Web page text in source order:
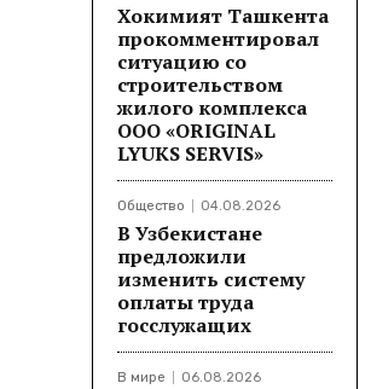
Хокимият Ташкента
прокомментировал
ситуацию со
строительством
жилого комплекса
ООО «ORIGINAL
LYUKS SERVIS»
Общество 04.08.2026
В Узбекистане
предложили
изменить систему
оплаты труда
госслужащих
В мире 06.08.2026